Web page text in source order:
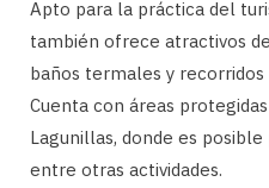
Apto para la práctica del
también ofrece atractivos
baños termales y recorridos
Cuenta con áreas
Lagunillas, donde es
entre otras actividades.